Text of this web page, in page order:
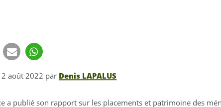
août 2022 par Denis LAPALUS
a publié son rapport sur les placements et patrimoine des